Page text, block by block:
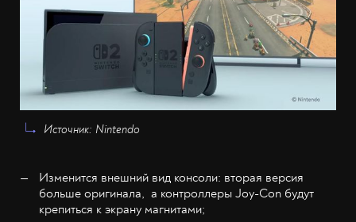
Источник: Nintendo
Изменится внешний вид консоли: вторая версия
больше оригинала, а контроллеры Joy-Con будут
крепиться к экрану магнитами;